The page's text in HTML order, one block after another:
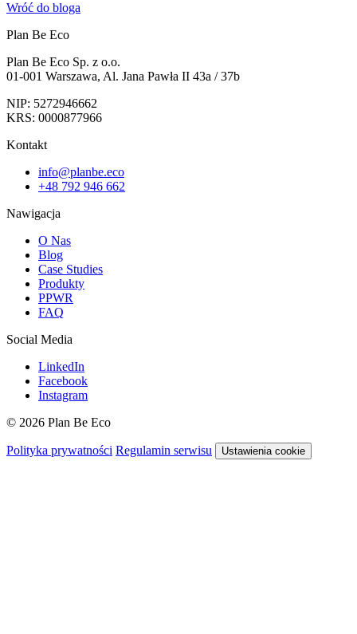
Wróć do bloga
Plan Be Eco
Plan Be Eco Sp. z o.o.
01-001 Warszawa, Al. Jana Pawła II 43a / 37b
NIP: 5272946662
KRS: 0000877966
Kontakt
info@planbe.eco
+48 792 946 662
Nawigacja
O Nas
Blog
Case Studies
Produkty
PPWR
FAQ
Social Media
LinkedIn
Facebook
Instagram
© 2026 Plan Be Eco
Polityka prywatności Regulamin serwisu Ustawienia cookie